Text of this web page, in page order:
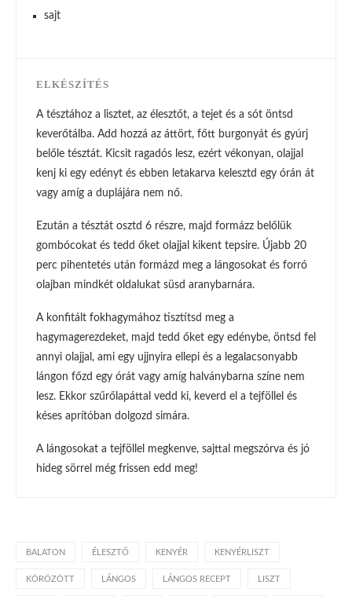
sajt
ELKÉSZÍTÉS
A tésztához a lisztet, az élesztőt, a tejet és a sót öntsd
keverőtálba. Add hozzá az áttört, főtt burgonyát és gyúrj
belőle tésztát. Kicsit ragadós lesz, ezért vékonyan, olajjal
kenj ki egy edényt és ebben letakarva kelesztd egy órán át
vagy amíg a duplájára nem nő.
Ezután a tésztát osztd 6 részre, majd formázz belőlük
gombócokat és tedd őket olajjal kikent tepsire. Újabb 20
perc pihentetés után formázd meg a lángosokat és forró
olajban mindkét oldalukat süsd aranybarnára.
A konfitált fokhagymához tisztítsd meg a
hagymagerezdeket, majd tedd őket egy edénybe, öntsd fel
annyi olajjal, ami egy ujjnyira ellepi és a legalacsonyabb
lángon főzd egy órát vagy amíg halványbarna színe nem
lesz. Ekkor szűrőlapáttal vedd ki, keverd el a tejföllel és
késes aprítóban dolgozd simára.
A lángosokat a tejföllel megkenve, sajttal megszórva és jó
hideg sörrel még frissen edd meg!
BALATON ÉLESZTŐ KENYÉR KENYÉRLISZT
KÖRÖZÖTT LÁNGOS LÁNGOS RECEPT LISZT